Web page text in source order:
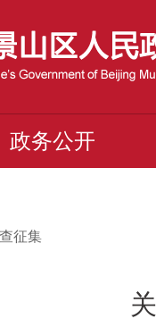
政务公开
征集